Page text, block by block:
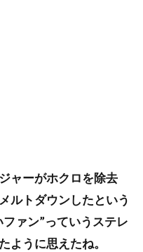
ャーがホクロを除去
ルトダウンしたという
ァン”っていうステレ
ように思えたね。